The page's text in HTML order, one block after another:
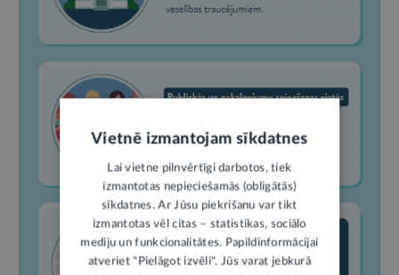
Vietnē izmantojam sīkdatnes
Lai vietne pilnvērtīgi darbotos, tiek
izmantotas nepieciešamās (obligātās)
sīkdatnes. Ar Jūsu piekrišanu var tikt
izmantotas vēl citas – statistikas, sociālo
mediju un funkcionalitātes. Papildinformācijai
atveriet "Pielāgot izvēli". Jūs varat jebkurā